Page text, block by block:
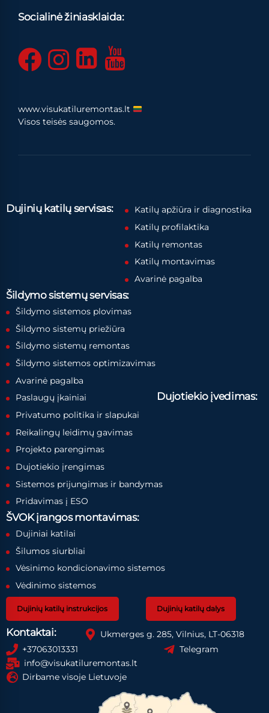
Socialinė žiniasklaida:
www.visukatiluremontas.lt
Visos teisės saugomos.
Dujinių katilų servisas:
Katilų apžiūra ir diagnostika
Katilų profilaktika
Katilų remontas
Katilų montavimas
Avarinė pagalba
Šildymo sistemų servisas:
Šildymo sistemos plovimas
Šildymo sistemų priežiūra
Šildymo sistemų remontas
Šildymo sistemos optimizavimas
Avarinė pagalba
Paslaugų įkainiai
Privatumo politika ir slapukai
Dujotiekio įvedimas:
Reikalingų leidimų gavimas
Projekto parengimas
Dujotiekio įrengimas
Sistemos prijungimas ir bandymas
Pridavimas į ESO
ŠVOK įrangos montavimas:
Dujiniai katilai
Šilumos siurbliai
Vėsinimo kondicionavimo sistemos
Vėdinimo sistemos
Dujinių katilų instrukcijos Dujinių katilų dalys
Kontaktai:
Ukmerges g. 285, Vilnius, LT-06318
+37063013331
Telegram
info@visukatiluremontas.lt
Dirbame visoje Lietuvoje